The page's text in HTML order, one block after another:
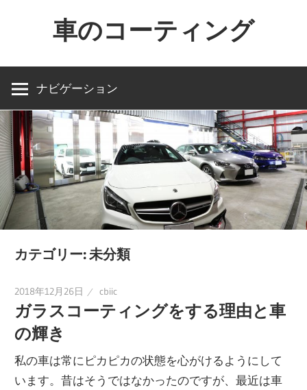
ン
へ
ス
キ
車のコーティング
買
っ
た
ら
コ
ー
ン
ナビゲーション
カテゴリー: 未分類
2018年12月26日 cbiic
ガラスコーティングをする理由と車
の輝き
私の車は常にピカピカの状態を心がけるようにして
います。昔はそうではなかったのですが、最近は車